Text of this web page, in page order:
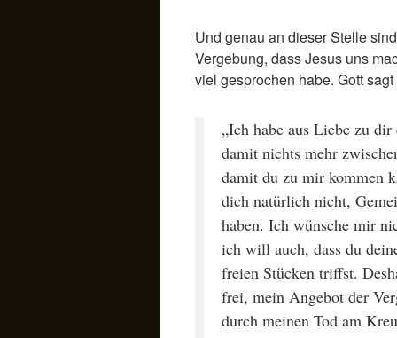
Und genau an dieser Stelle
Vergebung, dass Jesus uns
viel gesprochen habe. Gott
„Ich habe aus Liebe zu
damit nichts mehr
damit du zu mir kommen
dich natürlich nicht,
haben. Ich wünsche mir
ich will auch, dass du
freien Stücken triffst.
frei, mein Angebot der
durch meinen Tod am